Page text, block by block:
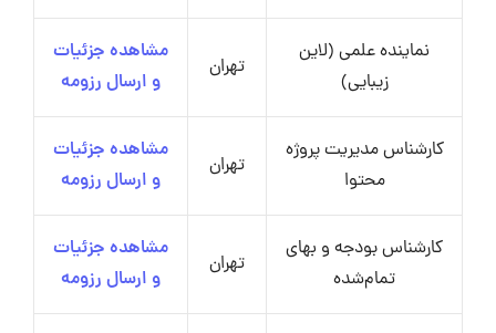
نماینده علمی (لاین
زیبایی)
تهران
مشاهده جزئیات
و ارسال رزومه
کارشناس مدیریت پروژه
محتوا
تهران
مشاهده جزئیات
و ارسال رزومه
کارشناس بودجه و بهای
تمام‌شده
تهران
مشاهده جزئیات
و ارسال رزومه